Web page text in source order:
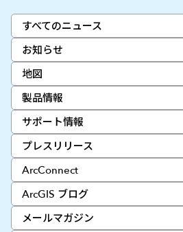
すべてのニュース
お知らせ
地図
製品情報
サポート情報
プレスリリース
ArcConnect
ArcGIS ブログ
メールマガジン